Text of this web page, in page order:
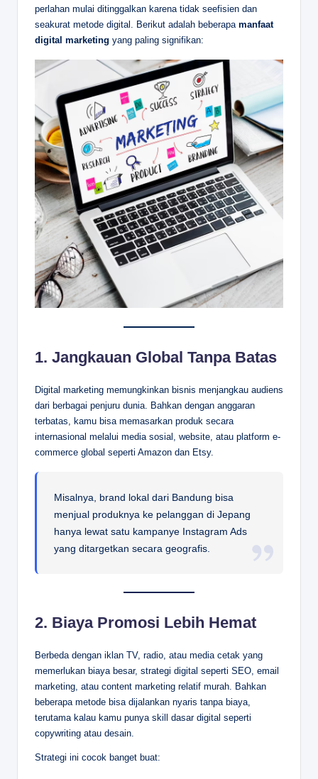
perlahan mulai ditinggalkan karena tidak seefisien dan
seakurat metode digital. Berikut adalah beberapa manfaat
digital marketing yang paling signifikan:
1. Jangkauan Global Tanpa Batas
Digital marketing memungkinkan bisnis menjangkau audiens
dari berbagai penjuru dunia. Bahkan dengan anggaran
terbatas, kamu bisa memasarkan produk secara
internasional melalui media sosial, website, atau platform e-
commerce global seperti Amazon dan Etsy.
Misalnya, brand lokal dari Bandung bisa
menjual produknya ke pelanggan di Jepang
hanya lewat satu kampanye Instagram Ads
yang ditargetkan secara geografis.
2. Biaya Promosi Lebih Hemat
Berbeda dengan iklan TV, radio, atau media cetak yang
memerlukan biaya besar, strategi digital seperti SEO, email
marketing, atau content marketing relatif murah. Bahkan
beberapa metode bisa dijalankan nyaris tanpa biaya,
terutama kalau kamu punya skill dasar digital seperti
copywriting atau desain.
Strategi ini cocok banget buat: